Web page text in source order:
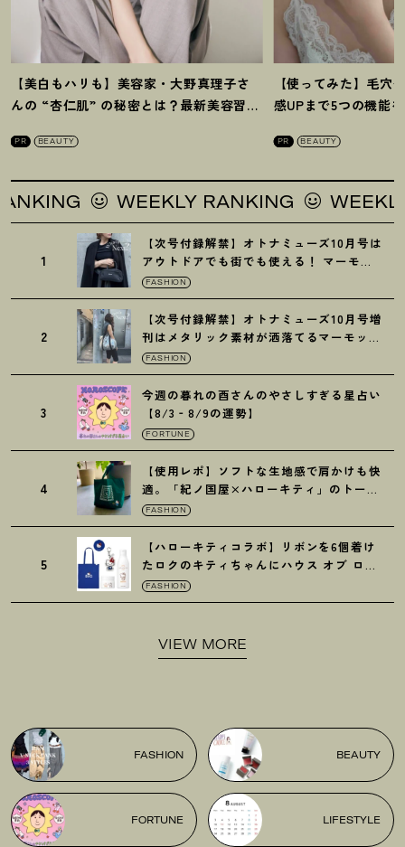
【美白もハリも】美容家・大野真理子さ
んの “杏仁肌” の秘密とは ？ 最新美容習慣
PR BEAUTY
【使ってみた】毛穴
感UPまで5つの機能
PR BEAUTY
WEEKLY RANKING WEEKLY
1
【次号付録解禁】オトナミューズ10月号は
アウトドアでも街でも使える ！ マーモッ
トの黒ショルダー
FASHION
2
【次号付録解禁】オトナミューズ10月号増
刊はメタリック素材が洒落てるマーモット
の保冷バッグ
FASHION
3
今週の暮れの酉さんのやさしすぎる星占い
【8/3‐8/9の運勢】
FORTUNE
4
【使用レポ】ソフトな生地感で肩かけも快
適。「紀ノ国屋×ハローキティ」のトート
がガシガシ使えて最高です
FASHION
5
【ハローキティコラボ】リボンを6個着け
たロクのキティちゃんにハウス オブ ロー
ゼの限定パケも
FASHION
VIEW MORE
FASHION BEAUTY
FORTUNE LIFESTYLE